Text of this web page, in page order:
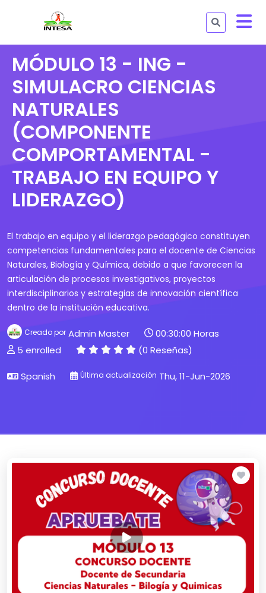
MÓDULO 13 - ING -
SIMULACRO CIENCIAS
NATURALES
(COMPONENTE
COMPORTAMENTAL -
TRABAJO EN EQUIPO Y
LIDERAZGO)
El trabajo en equipo y el liderazgo pedagógico constituyen
competencias fundamentales para el docente de Ciencias
Naturales, Biología y Química, debido a que favorecen la
articulación de procesos investigativos, proyectos
interdisciplinarios y estrategias de innovación científica
dentro de la institución educativa.
Creado por Admin Master
00:30:00 Horas
5 enrolled
(0 Reseñas)
Spanish Última actualización Thu, 11-Jun-2026